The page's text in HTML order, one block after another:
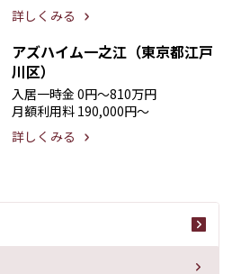
詳しくみる
アズハイム一之江（東京都江戸
川区）
入居一時金 0円〜810万円
月額利用料 190,000円〜
詳しくみる